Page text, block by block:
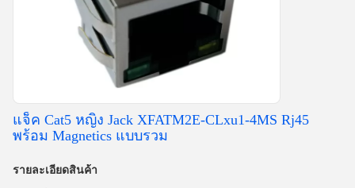
แจ็ค Cat5 หญิง Jack XFATM2E-CLxu1-4MS Rj45
พร้อม Magnetics แบบรวม
รายละเอียดสินค้า